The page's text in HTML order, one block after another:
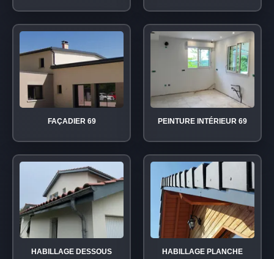
FAÇADIER 69 PEINTURE INTÉRIEUR 69
HABILLAGE DESSOUS
HABILLAGE PLANCHE